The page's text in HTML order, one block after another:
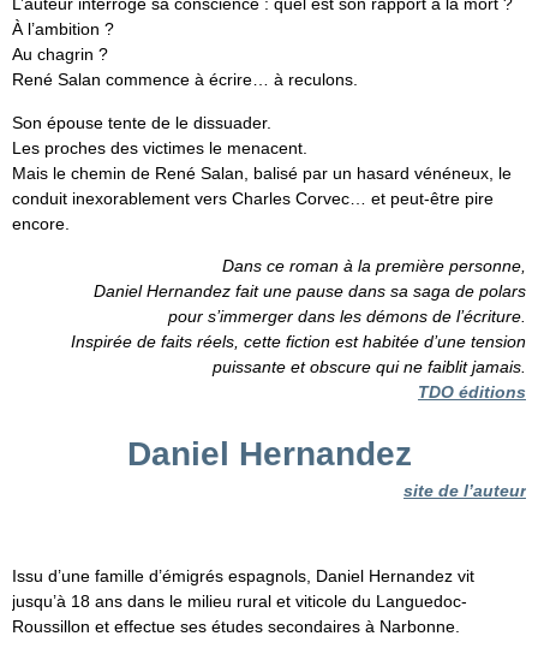
L’auteur interroge sa conscience : quel est son rapport à la mort ?
À l’ambition ?
Au chagrin ?
René Salan commence à écrire… à reculons.
Son épouse tente de le dissuader.
Les proches des victimes le menacent.
Mais le chemin de René Salan, balisé par un hasard vénéneux, le
conduit inexorablement vers Charles Corvec… et peut-être pire
encore.
Dans ce roman à la première personne,
Daniel Hernandez fait une pause dans sa saga de polars
pour s’immerger dans les démons de l’écriture.
Inspirée de faits réels, cette fiction est habitée d’une tension
puissante et obscure qui ne faiblit jamais.
TDO éditions
Daniel Hernandez
site de l’auteur
Issu d’une famille d’émigrés espagnols, Daniel Hernandez vit
jusqu’à 18 ans dans le milieu rural et viticole du Languedoc-
Roussillon et effectue ses études secondaires à Narbonne.